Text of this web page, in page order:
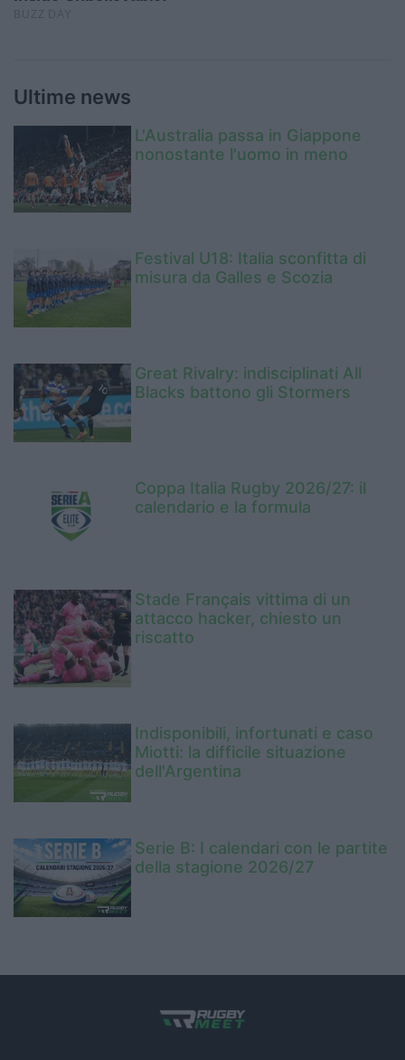
Ultime news
L'Australia passa in Giappone
nonostante l'uomo in meno
Festival U18: Italia sconfitta di
misura da Galles e Scozia
Great Rivalry: indisciplinati All
Blacks battono gli Stormers
Coppa Italia Rugby 2026/27: il
calendario e la formula
Stade Français vittima di un
attacco hacker, chiesto un
riscatto
Indisponibili, infortunati e caso
Miotti: la difficile situazione
dell'Argentina
Serie B: I calendari con le partite
della stagione 2026/27